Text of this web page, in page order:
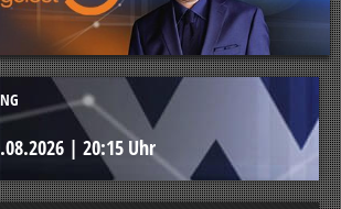
| 20:15 Uhr